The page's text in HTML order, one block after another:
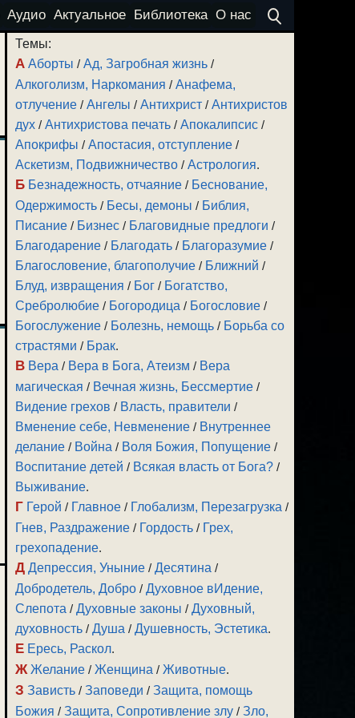
Аудио Актуальное Библиотека О нас
Темы:
А Аборты /Ад, Загробная жизнь /
Алкоголизм, Наркомания /Анафема,
отлучение /Ангелы /Антихрист /Антихристов
дух /Антихристова печать /Апокалипсис /
Апокрифы /Апостасия, отступление /
Аскетизм, Подвижничество /Астрология.
Б Безнадежность, отчаяние / Беснование,
Одержимость / Бесы, демоны / Библия,
Писание / Бизнес / Благовидные предлоги /
Благодарение / Благодать / Благоразумие /
Благословение, благополучие / Ближний /
Блуд, извращения / Бог / Богатство,
Сребролюбие / Богородица / Богословие /
Богослужение / Болезнь, немощь / Борьба со
страстями / Брак.
В Вера / Вера в Бога, Атеизм / Вера
магическая / Вечная жизнь, Бессмертие /
Видение грехов / Власть, правители /
Вменение себе, Невменение / Внутреннее
делание / Война / Воля Божия, Попущение /
Воспитание детей / Всякая власть от Бога? /
Выживание.
Г Герой / Главное / Глобализм, Перезагрузка /
Гнев, Раздражение / Гордость / Грех,
грехопадение.
Д Депрессия, Уныние /Десятина /
Добродетель, Добро /Духовное вИдение,
Слепота /Духовные законы /Духовный,
духовность /Душа /Душевность, Эстетика.
Е Ересь, Раскол.
Ж Желание /Женщина /Животные.
З Зависть /Заповеди /Защита, помощь
Божия /Защита, Сопротивление злу /Зло,